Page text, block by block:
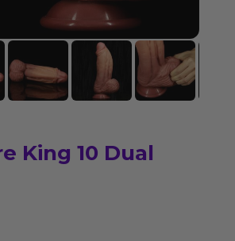
King 10 Dual